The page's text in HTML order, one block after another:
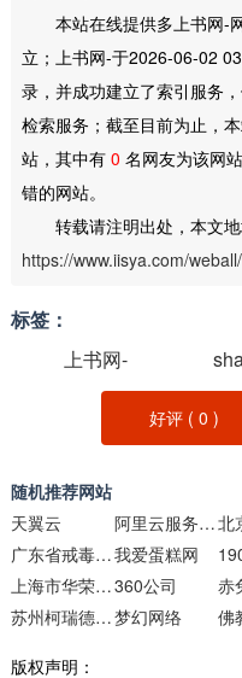
本站在线提供多上书网-
立；上书网-于2026-06-02
录，并成功建立了索引服务
检索服务；截至目前为止，
站，其中有 0 名网友为该网
错的网站。
转载请注明出处，本文地
https://www.iisya.com/
标签：
上书网-
好评 (0 )
随机推荐网站
天翼云
阿里云服务器新购、复购、升级优惠活动推荐
广东省戒毒管理局门户网站我爱蛋糕网
上海市华荣律师事务所360公司 赤
苏州柯瑞德信息系统梦幻网络 佛
版权声明：